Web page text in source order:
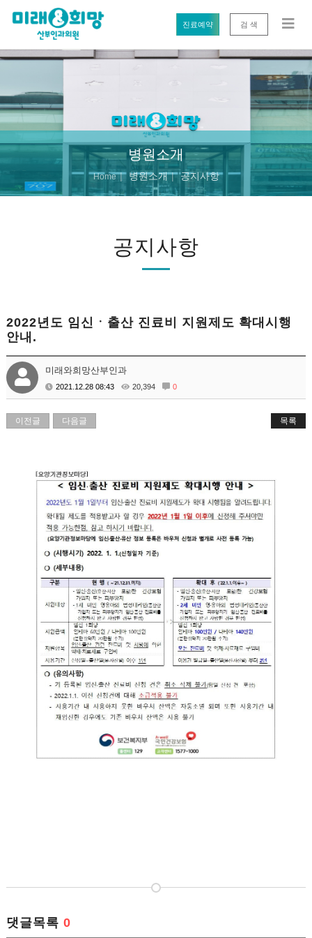
진료예약 검 색
병원소개
Home 병원소개 공지사항
공지사항
2022년도 임신ㆍ출산 진료비 지원제도 확대시행
안내.
미래와희망산부인과
2021.12.28 08:43 20,394 0
이전글 다음글 목록
댓글목록0